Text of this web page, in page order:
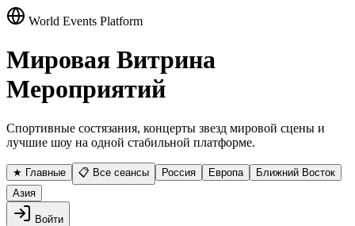
World Events Platform
Мировая Витрина
Мероприятий
Спортивные состязания, концерты звезд мировой сцены и
лучшие шоу на одной стабильной платформе.
★ Главные 📋 Все сеансы Россия Европа
Ближний Восток
Азия
Войти